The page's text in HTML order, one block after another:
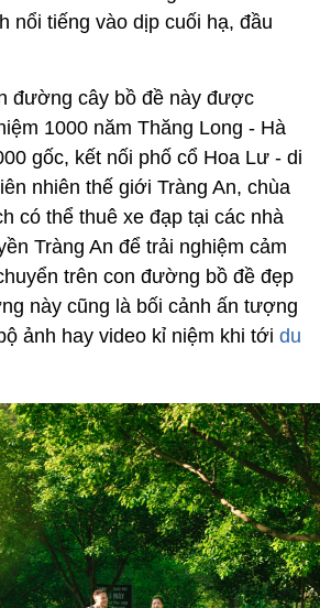
nổi tiếng vào dịp cuối hạ, đầu
đường cây bồ đề này được
1000 năm Thăng Long - Hà
gốc, kết nối phố cổ Hoa Lư - di
nhiên thế giới Tràng An, chùa
có thể thuê xe đạp tại các nhà
Tràng An để trải nghiệm cảm
trên con đường bồ đề đẹp
này cũng là bối cảnh ấn tượng
ảnh hay video kỉ niệm khi tới du